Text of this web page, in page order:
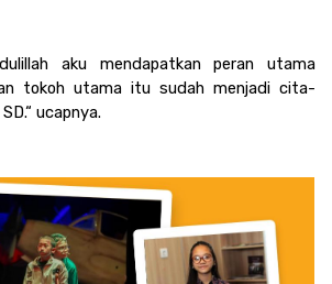
aku mendapatkan peran utama
tokoh utama itu sudah menjadi cita-
ucapnya.